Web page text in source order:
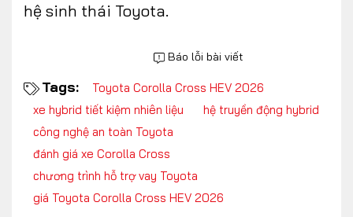
hệ sinh thái Toyota.
Báo lỗi bài viết
Tags:
Toyota Corolla Cross HEV 2026
xe hybrid tiết kiệm nhiên liệu
hệ truyền động hybrid
công nghệ an toàn Toyota
đánh giá xe Corolla Cross
chương trình hỗ trợ vay Toyota
giá Toyota Corolla Cross HEV 2026